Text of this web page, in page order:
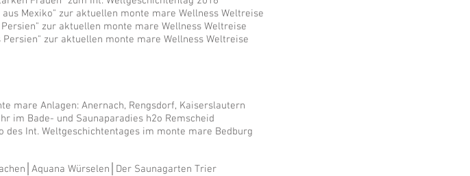
Mexiko" zur aktuellen monte mare Wellness Weltreise
zur aktuellen monte mare Wellness Weltreise
zur aktuellen monte mare Wellness Weltreise
Anlagen: Anernach, Rengsdorf, Kaiserslautern
im Bade- und Saunaparadies h2o Remscheid
Int. Weltgeschichtentages im monte mare Bedburg
Würselen│Der Saunagarten Trier